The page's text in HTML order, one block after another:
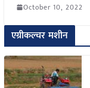
October 10, 2022
एग्रीकल्चर मशीन